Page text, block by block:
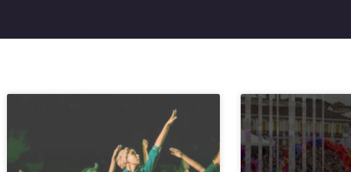
PáginaPáginaPágina